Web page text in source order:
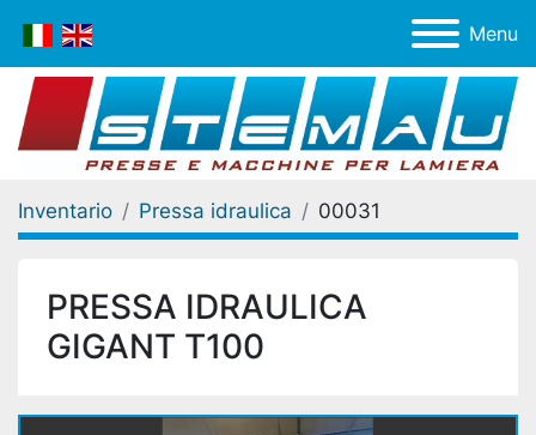
Menu
Inventario Pressa idraulica 00031
PRESSA IDRAULICA
GIGANT T100